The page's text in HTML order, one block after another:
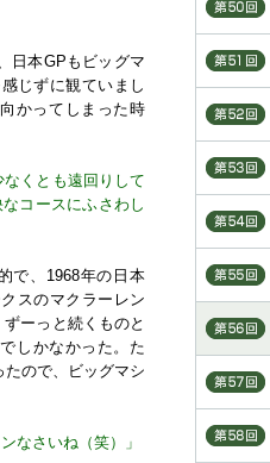
日本GPもビッグマ
じずに観ていまし
かってしまった時
くとも遠回りして
コースにふさわし
で、1968年の日本
スのマクラーレン
ーっと続くものと
しかなかった。た
ので、ビッグマシ
なさいね（笑）」